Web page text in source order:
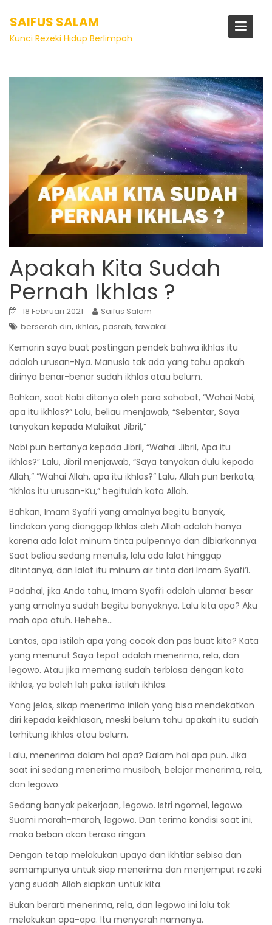
SAIFUS SALAM
Kunci Rezeki Hidup Berlimpah
Artikel
Apakah Kita Sudah
Pernah Ikhlas ?
18 Februari 2021
Saifus Salam
berserah diri, ikhlas, pasrah, tawakal
Kemarin saya buat postingan pendek bahwa ikhlas itu
adalah urusan-Nya. Manusia tak ada yang tahu apakah
dirinya benar-benar sudah ikhlas atau belum.
Bahkan, saat Nabi ditanya oleh para sahabat, “Wahai Nabi,
apa itu ikhlas?” Lalu, beliau menjawab, “Sebentar, Saya
tanyakan kepada Malaikat Jibril,”
Nabi pun bertanya kepada Jibril, “Wahai Jibril, Apa itu
ikhlas?” Lalu, Jibril menjawab, “Saya tanyakan dulu kepada
Allah,” “Wahai Allah, apa itu ikhlas?” Lalu, Allah pun berkata,
“Ikhlas itu urusan-Ku,” begitulah kata Allah.
Bahkan, Imam Syafi’i yang amalnya begitu banyak,
tindakan yang dianggap Ikhlas oleh Allah adalah hanya
karena ada lalat minum tinta pulpennya dan dibiarkannya.
Saat beliau sedang menulis, lalu ada lalat hinggap
ditintanya, dan lalat itu minum air tinta dari Imam Syafi’i.
Padahal, jika Anda tahu, Imam Syafi’i adalah ulama’ besar
yang amalnya sudah begitu banyaknya. Lalu kita apa? Aku
mah apa atuh. Hehehe…
Lantas, apa istilah apa yang cocok dan pas buat kita? Kata
yang menurut Saya tepat adalah menerima, rela, dan
legowo. Atau jika memang sudah terbiasa dengan kata
ikhlas, ya boleh lah pakai istilah ikhlas.
Yang jelas, sikap menerima inilah yang bisa mendekatkan
diri kepada keikhlasan, meski belum tahu apakah itu sudah
terhitung ikhlas atau belum.
Lalu, menerima dalam hal apa? Dalam hal apa pun. Jika
saat ini sedang menerima musibah, belajar menerima, rela,
dan legowo.
Sedang banyak pekerjaan, legowo. Istri ngomel, legowo.
Suami marah-marah, legowo. Dan terima kondisi saat ini,
maka beban akan terasa ringan.
Dengan tetap melakukan upaya dan ikhtiar sebisa dan
semampunya untuk siap menerima dan menjemput rezeki
yang sudah Allah siapkan untuk kita.
Bukan berarti menerima, rela, dan legowo ini lalu tak
melakukan apa-apa. Itu menyerah namanya.